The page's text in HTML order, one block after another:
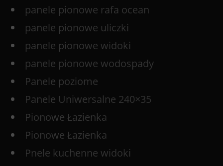
panele pionowe rafa ocean
panele pionowe uliczki
panele pionowe widoki
panele pionowe wodospady
Panele poziome
Panele Uniwersalne 240×35
Pionowe Łazienka
Pionowe Łazienka
Pnele kuchenne widoki